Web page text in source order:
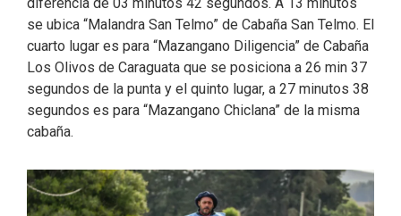
se ubica “Malandra San Telmo” de Cabaña San Telmo. El
cuarto lugar es para “Mazangano Diligencia” de Cabaña
Los Olivos de Caraguata que se posiciona a 26 min 37
segundos de la punta y el quinto lugar, a 27 minutos 38
segundos es para “Mazangano Chiclana” de la misma
cabaña.